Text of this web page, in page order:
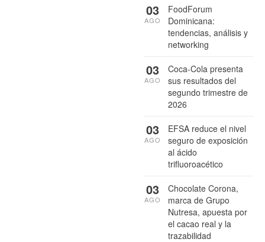
FoodForum
Dominicana:
tendencias, análisis y
networking
03
AGO
Coca-Cola presenta
sus resultados del
segundo trimestre de
2026
03
AGO
EFSA reduce el nivel
seguro de exposición
al ácido
trifluoroacético
03
AGO
Chocolate Corona,
marca de Grupo
Nutresa, apuesta por
el cacao real y la
trazabilidad
03
AGO